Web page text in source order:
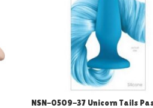
NSN-0509-37 Unicorn Tails